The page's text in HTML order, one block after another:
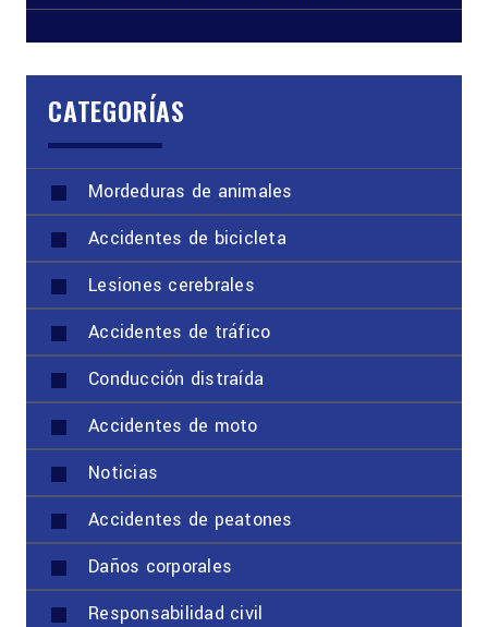
CATEGORÍAS
Mordeduras de animales
Accidentes de bicicleta
Lesiones cerebrales
Accidentes de tráfico
Conducción distraída
Accidentes de moto
Noticias
Accidentes de peatones
Daños corporales
Responsabilidad civil